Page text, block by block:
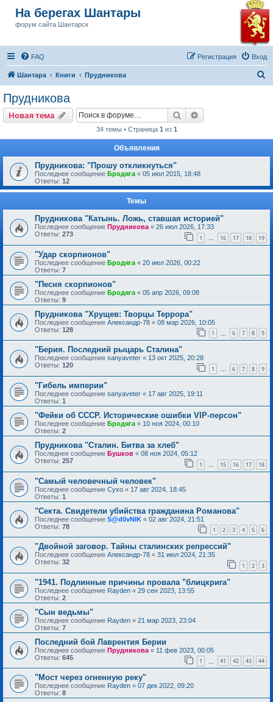
На берегах Шантары
форум сайта Шантарск
FAQ Вход
Регистрация
Шантара Книги Прудникова
Прудникова
Новая тема Поиск
34 темы • Страница 1 из 1
Объявления
Прудникова: "Прошу откликнуться"
Последнее сообщение Бродяга « 05 июл 2015, 18:48
Ответы: 12
Темы
Прудникова "Катынь. Ложь, ставшая историей"
Последнее сообщение Прудникова « 26 июл 2026, 17:33
Ответы: 273 1 … 16 17 18 19
"Удар скорпионов"
Последнее сообщение Бродяга « 20 июл 2026, 00:22
Ответы: 7
"Песня скорпионов"
Последнее сообщение Бродяга « 05 апр 2026, 09:08
Ответы: 9
Прудникова "Хрущев: Творцы Террора"
Последнее сообщение Александр-78 « 08 мар 2026, 10:05
Ответы: 128 1 6 7 8 9
"Берия. Последний рыцарь Сталина"
Последнее сообщение sanyaveter « 13 окт 2025, 20:28
Ответы: 120 1 … 6 7 8 9
"Гибель империи"
Последнее сообщение sanyaveter « 17 авг 2025, 19:11
Ответы: 1
"Фейки об СССР. Исторические ошибки VIP-персон"
Последнее сообщение Бродяга « 10 ноя 2024, 00:10
Ответы: 2
Прудникова "Сталин. Битва за хлеб"
Последнее сообщение Бушков « 08 ноя 2024, 05:12
Ответы: 257 1 … 15 16 17 18
"Самый человечный человек"
Последнее сообщение Сухо « 17 авг 2024, 18:45
Ответы: 1
"Секта. Свидетели убийства гражданина Романова"
Последнее сообщение S@d0vNIK « 02 авг 2024, 21:51
Ответы: 78 1 2 3 4 5 6
"Двойной заговор. Тайны сталинских репрессий"
Последнее сообщение Александр-78 « 31 июл 2024, 21:35
Ответы: 32 1 2 3
"1941. Подлинные причины провала "блицкрига"
Последнее сообщение Rayden « 29 сен 2023, 13:55
Ответы: 2
"Сын ведьмы"
Последнее сообщение Rayden « 21 мар 2023, 23:04
Ответы: 7
Последний бой Лаврентия Берии
Последнее сообщение Прудникова « 11 фев 2023, 00:05
Ответы: 645 1 41 42 43 44
"Мост через огненную реку"
Последнее сообщение Rayden « 07 дек 2022, 09:20
Ответы: 8